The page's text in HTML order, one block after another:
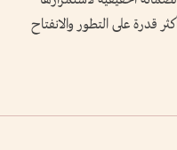
قدرة على التطور والانفتاح